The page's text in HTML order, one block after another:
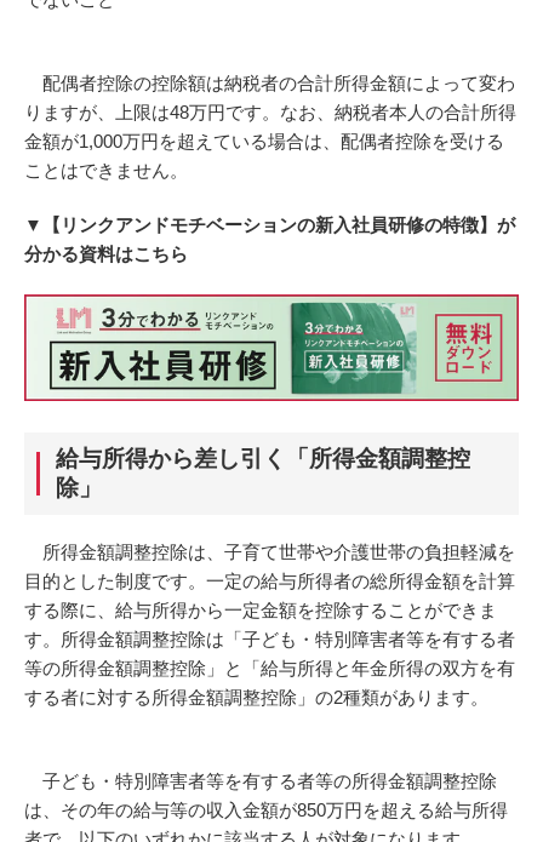
配偶者控除の控除額は納税者の合計所得金額によって変わ
りますが、上限は48万円です。なお、納税者本人の合計所得
金額が1,000万円を超えている場合は、配偶者控除を受ける
ことはできません。
▼【リンクアンドモチベーションの新入社員研修の特徴】が
分かる資料はこちら
給与所得から差し引く「所得金額調整控
除」
所得金額調整控除は、子育て世帯や介護世帯の負担軽減を
目的とした制度です。一定の給与所得者の総所得金額を計算
する際に、給与所得から一定金額を控除することができま
す。所得金額調整控除は「子ども・特別障害者等を有する者
等の所得金額調整控除」と「給与所得と年金所得の双方を有
する者に対する所得金額調整控除」の2種類があります。
子ども・特別障害者等を有する者等の所得金額調整控除
は、その年の給与等の収入金額が850万円を超える給与所得